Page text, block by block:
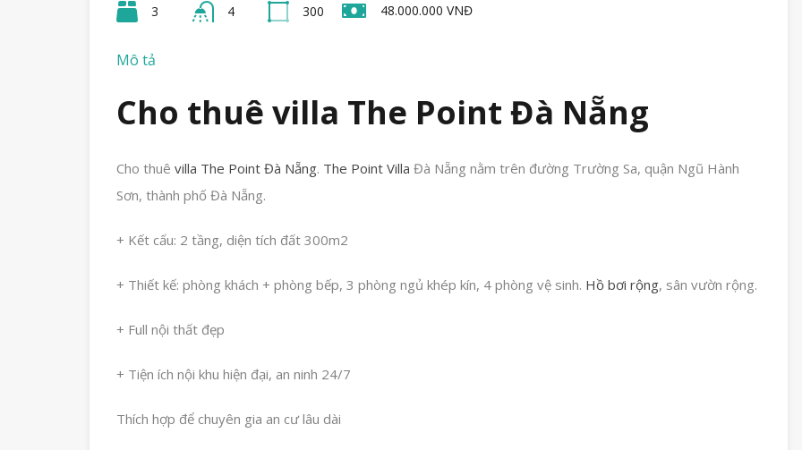
3 4 300 48.000.000 VNĐ
Mô tả
Cho thuê villa The Point Đà Nẵng
Cho thuê villa The Point Đà Nẵng. The Point Villa Đà Nẵng nằm trên đường Trường Sa, quận Ngũ Hành
Sơn, thành phố Đà Nẵng.
+ Kết cấu: 2 tầng, diện tích đất 300m2
+ Thiết kế: phòng khách + phòng bếp, 3 phòng ngủ khép kín, 4 phòng vệ sinh. Hồ bơi rộng, sân vườn rộng.
+ Full nội thất đẹp
+ Tiện ích nội khu hiện đại, an ninh 24/7
Thích hợp để chuyên gia an cư lâu dài